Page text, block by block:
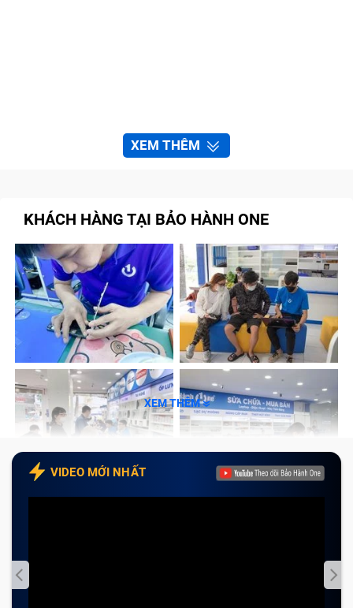
XEM THÊM
KHÁCH HÀNG TẠI BẢO HÀNH ONE
XEM THÊM
VIDEO MỚI NHẤT